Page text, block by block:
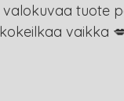
tuote
vaikka